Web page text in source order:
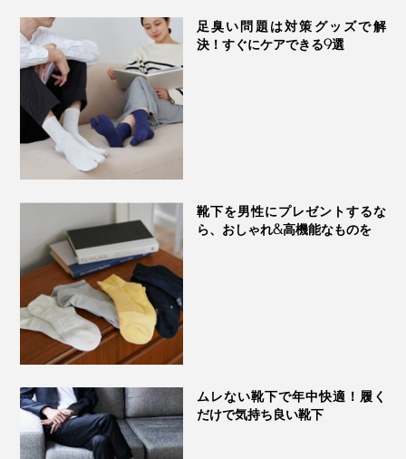
足臭い問題は対策グッズで解
決！すぐにケアできる9選
靴下を男性にプレゼントするな
ら、おしゃれ&高機能なものを
ムレない靴下で年中快適！履く
だけで気持ち良い靴下